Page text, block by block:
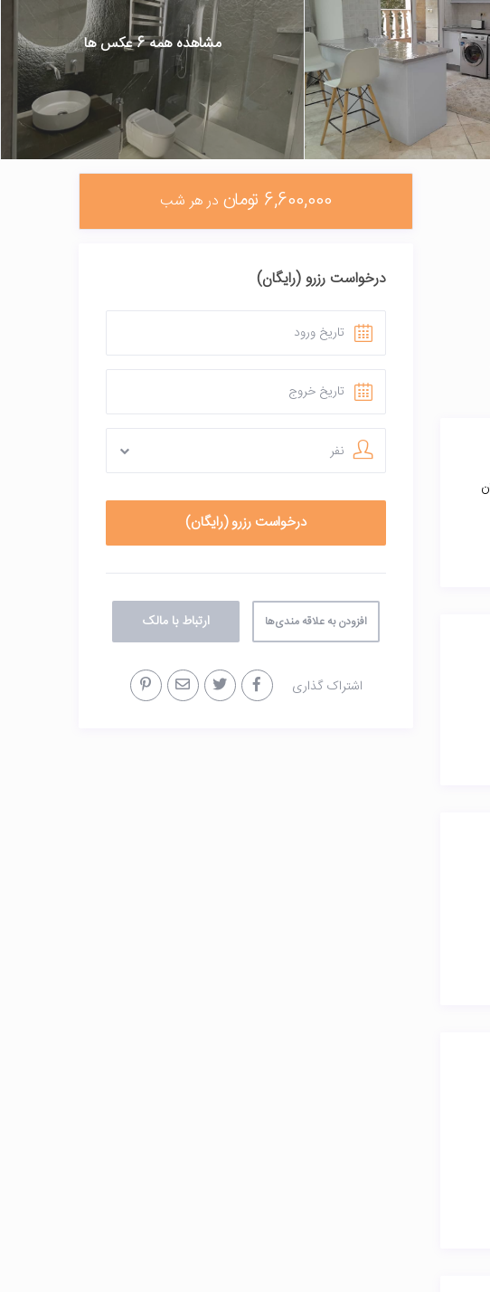
مشاهده همه 6 عکس ها
6,600,000 تومان در هر شب
درخواست رزرو (رایگان)
نفر
افزودن به علاقه مندی‌ها ارتباط با مالک
اشتراک گذاری